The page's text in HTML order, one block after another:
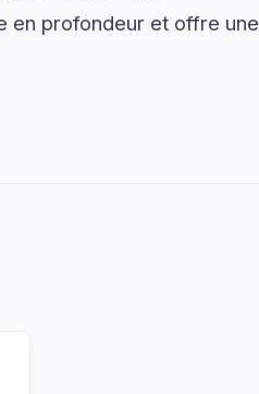
en profondeur et offre une